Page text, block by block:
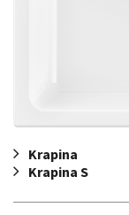
Krapina
Krapina S